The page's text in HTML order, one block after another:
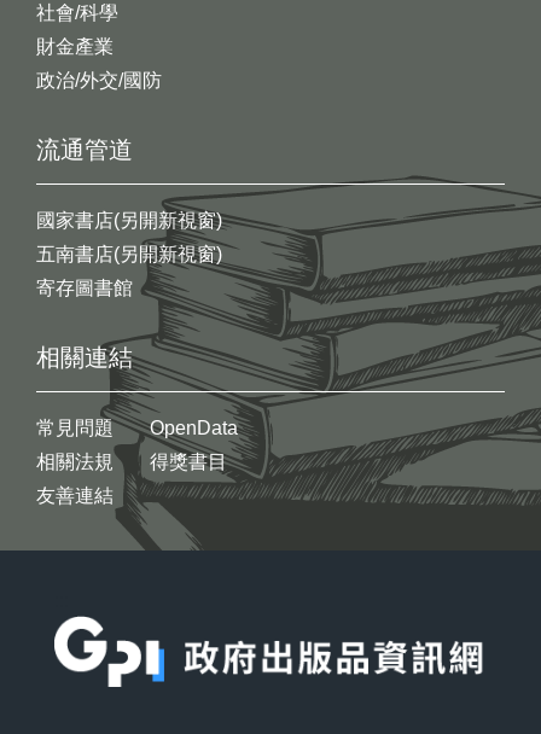
社會/科學
財金產業
政治/外交/國防
流通管道
國家書店(另開新視窗)
五南書店(另開新視窗)
寄存圖書館
相關連結
常見問題
相關法規
友善連結
OpenData
得獎書目